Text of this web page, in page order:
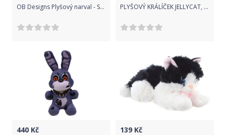
OB Designs Plyšový narval - Soft Pink 38 cm PLYŠOVÝ KRÁLÍČEK JELLYCAT, TWINKLE CREAM, 31 CM
440 Kč 139 Kč